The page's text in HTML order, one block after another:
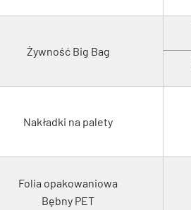
Żywność Big Bag
Nakładki na palety
Folia opakowaniowa
Bębny PET